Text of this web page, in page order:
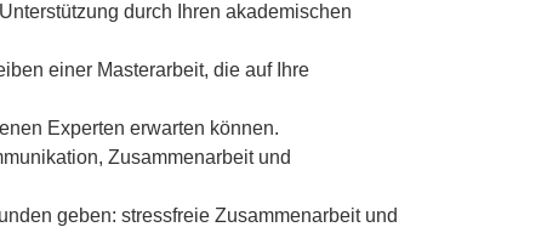
durch Ihren akademischen
einer Masterarbeit, die auf Ihre
Experten erwarten können.
Zusammenarbeit und
geben: stressfreie Zusammenarbeit und